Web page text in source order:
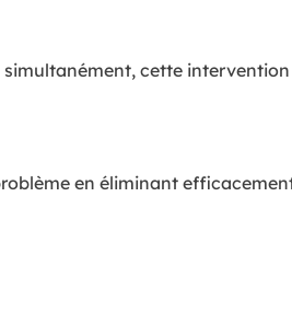
simultanément, cette
en éliminant efficacement